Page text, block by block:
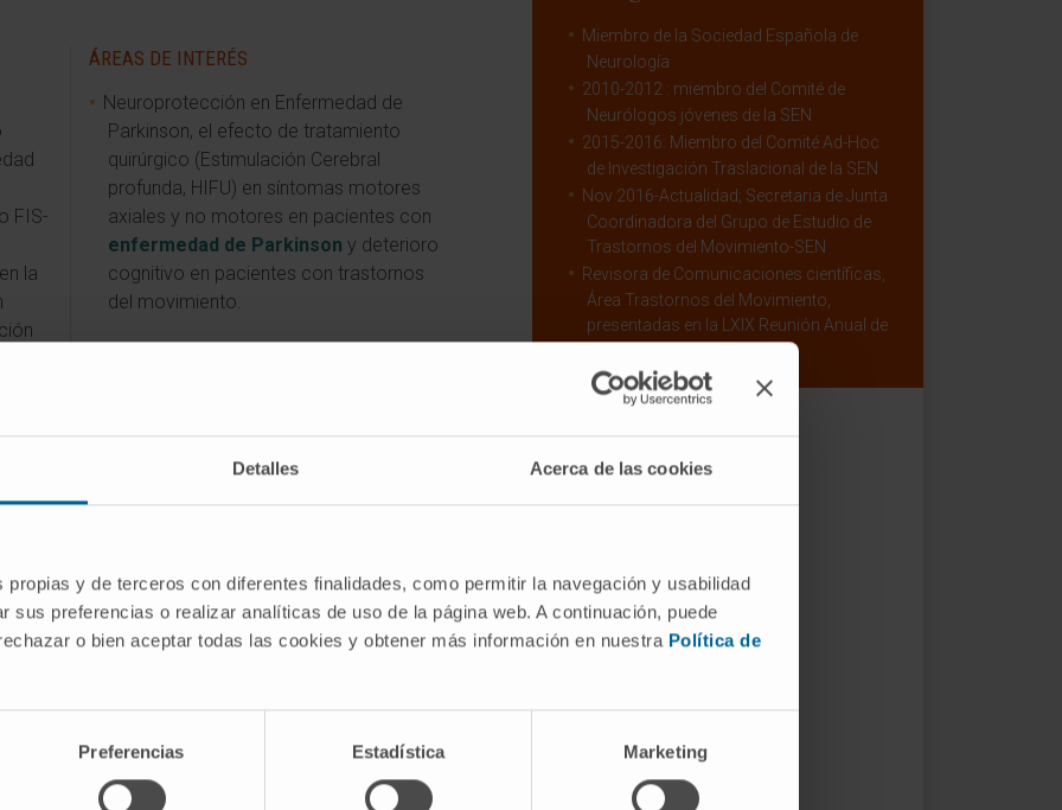
Detalles Acerca de las cookies
propias y de terceros con diferentes finalidades, como permitir la navegación y usabilidad
sus preferencias o realizar analíticas de uso de la página web. A continuación, puede
o bien aceptar todas las cookies y obtener más información en nuestra Política de
Preferencias Estadística Marketing
FIS-
la
ÁREAS DE INTERÉS
Neuroprotección en Enfermedad de
Parkinson, el efecto de tratamiento
quirúrgico (Estimulación Cerebral
profunda, HIFU) en síntomas motores
axiales y no motores en pacientes con
enfermedad de Parkinson y deterioro
cognitivo en pacientes con trastornos
del movimiento.
Miembro de la Sociedad Española de
Neurología
2010-2012 : miembro del Comité de
Neurólogos jóvenes de la SEN
2015-2016: Miembro del Comité Ad-Hoc
de Investigación Traslacional de la SEN
Nov 2016-Actualidad; Secretaria de Junta
Coordinadora del Grupo de Estudio de
Trastornos del Movimiento-SEN
Revisora de Comunicaciones científicas,
Área Trastornos del Movimiento,
presentadas en la LXIX Reunión Anual de